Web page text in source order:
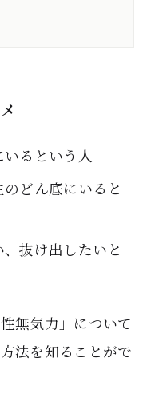
るという人
どん底にいると
抜け出したいと
無気力」について
法を知ることがで